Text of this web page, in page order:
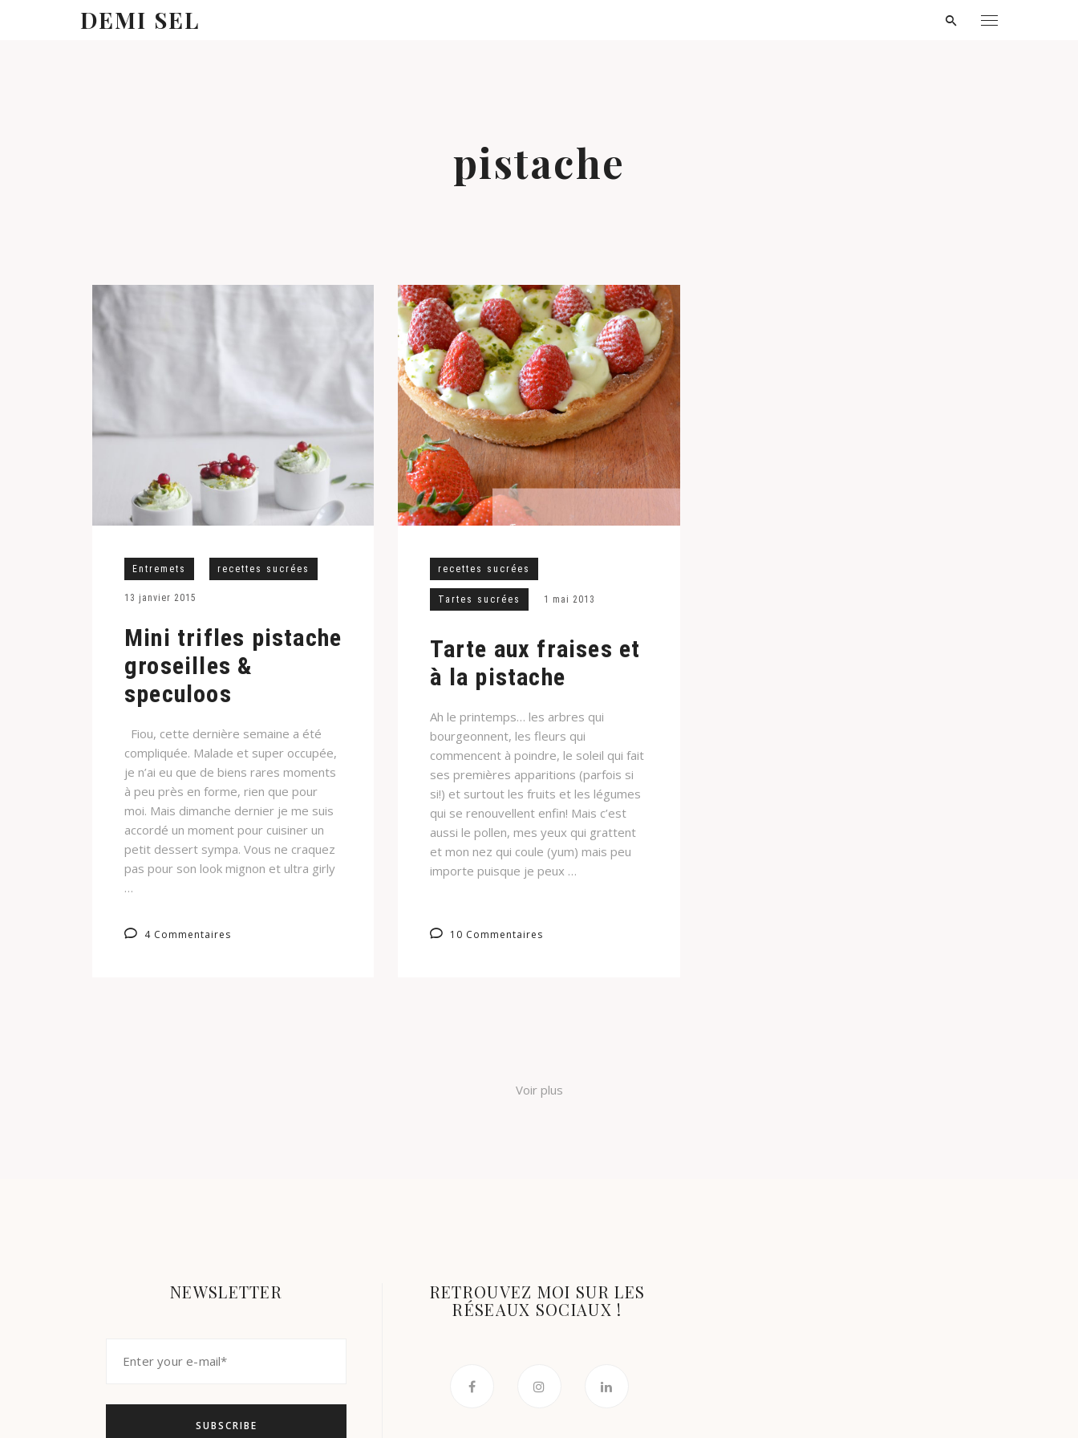
DEMI SEL
pistache
Entremets recettes sucrées
13 janvier 2015
Mini trifles pistache
groseilles &
speculoos
Fiou, cette dernière semaine a été
compliquée. Malade et super occupée,
je n’ai eu que de biens rares moments
à peu près en forme, rien que pour
moi. Mais dimanche dernier je me suis
accordé un moment pour cuisiner un
petit dessert sympa. Vous ne craquez
pas pour son look mignon et ultra girly
…
4 Commentaires
recettes sucrées
Tartes sucrées 1 mai 2013
Tarte aux fraises et
à la pistache
Ah le printemps… les arbres qui
bourgeonnent, les fleurs qui
commencent à poindre, le soleil qui fait
ses premières apparitions (parfois si
si!) et surtout les fruits et les légumes
qui se renouvellent enfin! Mais c’est
aussi le pollen, mes yeux qui grattent
et mon nez qui coule (yum) mais peu
importe puisque je peux …
10 Commentaires
Voir plus
NEWSLETTER
RETROUVEZ MOI SUR LES
RÉSEAUX SOCIAUX !